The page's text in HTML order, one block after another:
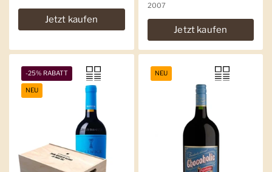
Jetzt kaufen
2007
Jetzt kaufen
-25% RABATT
NEU
NEU